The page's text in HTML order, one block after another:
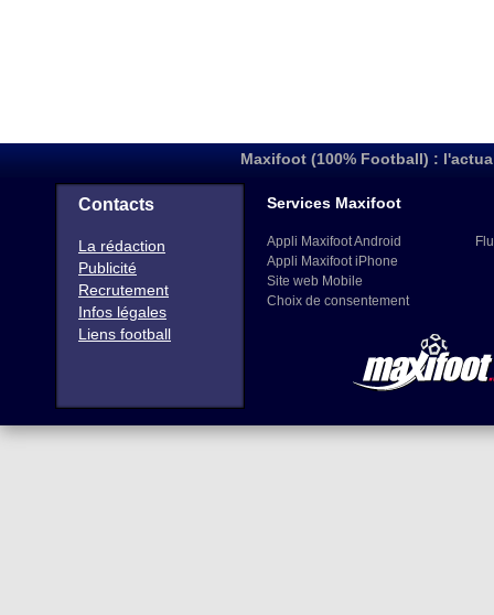
Maxifoot (100% Football) :
Contacts
La rédaction
Publicité
Recrutement
Infos légales
Liens football
Services Maxifoot
Appli Maxifoot Android
Appli Maxifoot iPhone
Site web Mobile
Choix de consentement